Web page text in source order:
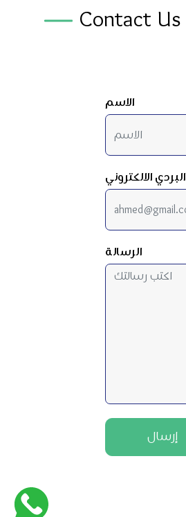
Contact Us
الاسم
البردي الالكتروني
الرسالة